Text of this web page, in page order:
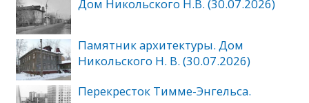
Дом Никольского Н.В. (30.07.2026)
Памятник архитектуры. Дом
Никольского Н. В. (30.07.2026)
Перекресток Тимме-Энгельса.